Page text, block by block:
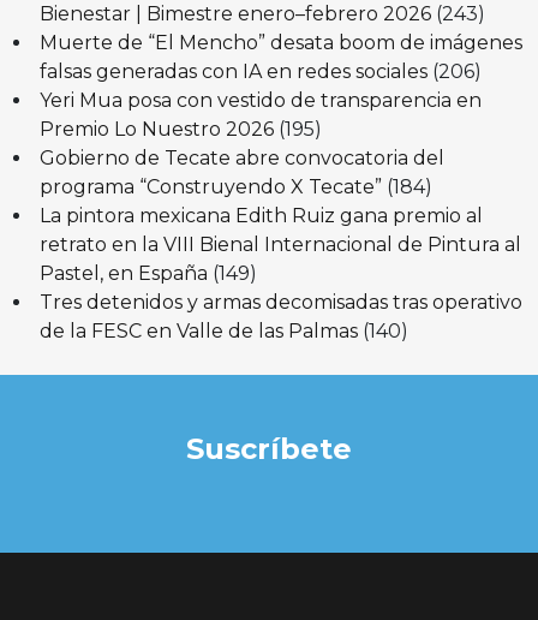
Bienestar | Bimestre enero–febrero 2026 (243)
Muerte de “El Mencho” desata boom de imágenes
falsas generadas con IA en redes sociales (206)
Yeri Mua posa con vestido de transparencia en
Premio Lo Nuestro 2026 (195)
Gobierno de Tecate abre convocatoria del
programa “Construyendo X Tecate” (184)
La pintora mexicana Edith Ruiz gana premio al
retrato en la VIII Bienal Internacional de Pintura al
Pastel, en España (149)
Tres detenidos y armas decomisadas tras operativo
de la FESC en Valle de las Palmas (140)
Suscríbete